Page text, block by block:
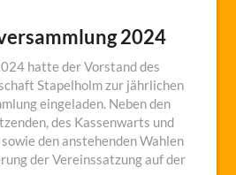
2024
hatte der Vorstand des
Stapelholm zur jährlichen
eingeladen. Neben den
des Kassenwarts und
den anstehenden Wahlen
der Vereinssatzung auf der